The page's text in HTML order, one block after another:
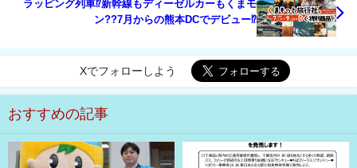
ラッピング列車⁉新幹線もディーゼルカーもくまモ
ン??7月からの熊本DCでデビュー⁉
Xでフォローしよう
おすすめの記事